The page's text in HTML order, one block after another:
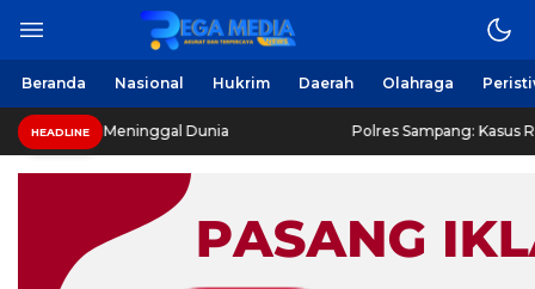
Beranda Nasional Hukrim Daerah Olahraga
HEADLINE
Meninggal Dunia Polres Sampang: Kasus Rudapaksa